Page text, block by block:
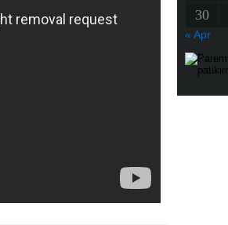
30
« Apr